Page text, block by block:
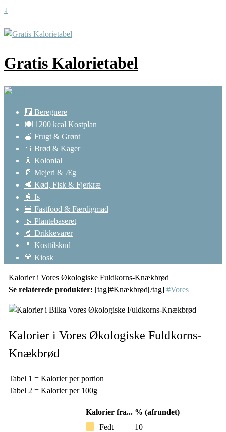
↓
Gratis Kalorietabel
🧮 Beregnere
🍽️ 1200 kcal Kostplan
🍎 Frugt & Grønt
🍞 Brød & Kager
🥫 Kolonial
🥛 Mejeri & Æg
🥩 Kød, Fisk & Fjerkræ
🍦 Is
🍔 Fastfood & Færdigmad
🌿 Plantebaseret
🥤 Drikkevarer
💊 Kosttilskud
🍭 Kiosk
Kalorier i Vores Økologiske Fuldkorns-Knækbrød
Se relaterede produkter: [tag]#Knækbrød[/tag] #Vores
Kalorier i Vores Økologiske Fuldkorns-
Knækbrød
Tabel 1 = Kalorier per portion
Tabel 2 = Kalorier per 100g
Kalorier fra... % (afrundet)
Fedt
10